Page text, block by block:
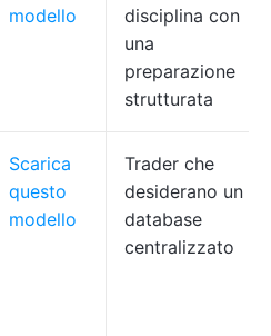
modello
disciplina con
una
preparazione
strutturata
Scarica
questo
modello
Trader che
desiderano un
database
centralizzato